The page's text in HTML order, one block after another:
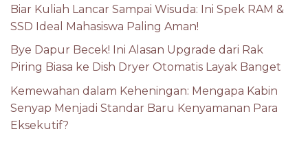
Biar Kuliah Lancar Sampai Wisuda: Ini Spek RAM &
SSD Ideal Mahasiswa Paling Aman!
Bye Dapur Becek! Ini Alasan Upgrade dari Rak
Piring Biasa ke Dish Dryer Otomatis Layak Banget
Kemewahan dalam Keheningan: Mengapa Kabin
Senyap Menjadi Standar Baru Kenyamanan Para
Eksekutif?